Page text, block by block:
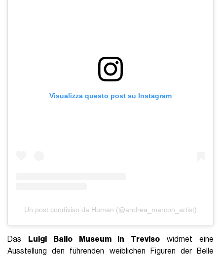
Visualizza questo post su Instagram
Un post condiviso da Human (@andrea_marcon_artist)
Das Luigi Bailo Museum in Treviso widmet eine
Ausstellung den führenden weiblichen Figuren der Belle